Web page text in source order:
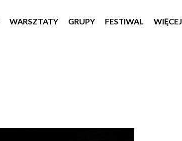
WARSZTATY GRUPY FESTIWAL WIĘCEJ